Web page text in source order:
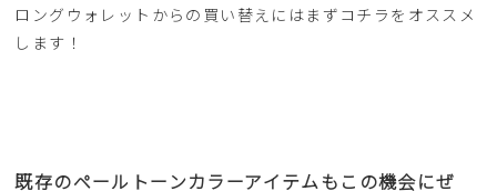
ロングウォレットからの買い替えにはまずコチラをオススメ
します！
既存のペールトーンカラーアイテムもこの機会にぜ